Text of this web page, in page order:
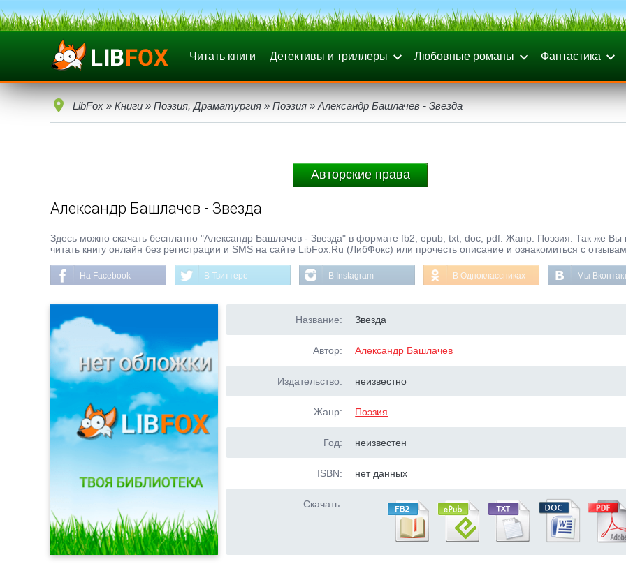
Читать книги Детективы и триллеры Любовные романы Фантастика
LibFox » Книги » Поэзия, Драматургия » Поэзия » Александр Башлачев - Звезда
Авторские права
Александр Башлачев - Звезда
Здесь можно скачать бесплатно "Александр Башлачев - Звезда" в формате fb2, epub, txt, doc, pdf. Жанр: Поэзия. Так же Вы
читать книгу онлайн без регистрации и SMS на сайте LibFox.Ru (ЛибФокс) или прочесть описание и ознакомиться с
На Facebook В Твиттере В Instagram В Одноклассниках Мы
Название: Звезда
Автор: Александр Башлачев
Издательство: неизвестно
Жанр: Поэзия
Год: неизвестен
ISBN: нет данных
Скачать: